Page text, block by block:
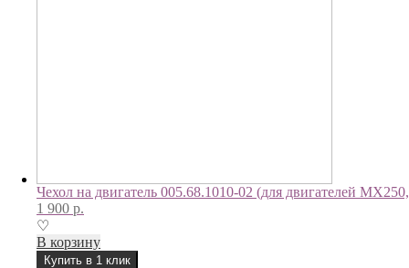
Чехол на двигатель 005.68.1010-02 (для двигателей
1 900 р.
♡
В корзину
Купить в 1 клик